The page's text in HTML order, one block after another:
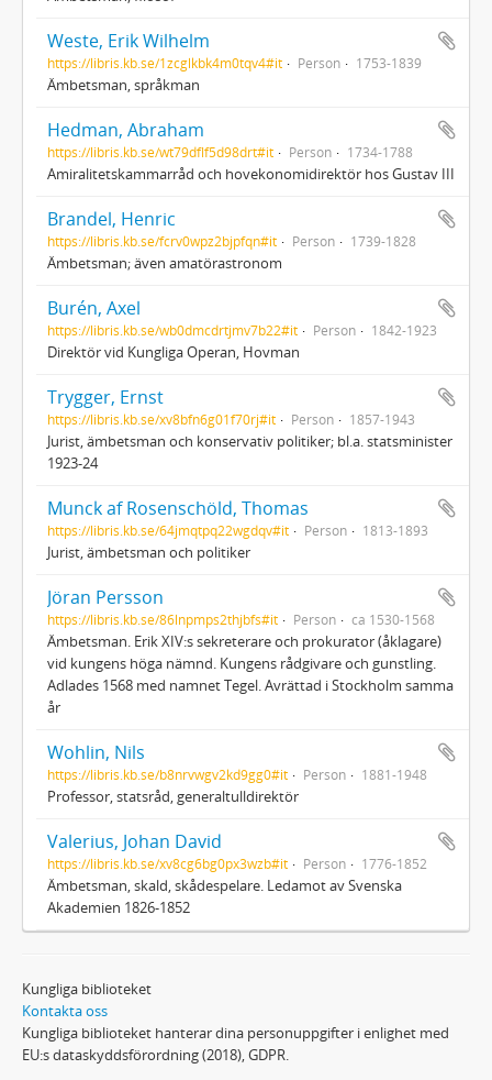
Weste, Erik Wilhelm
https://libris.kb.se/1zcglkbk4m0tqv4#it Person 1753-1839
Ämbetsman, språkman
Hedman, Abraham
https://libris.kb.se/wt79dflf5d98drt#it Person 1734-1788
Amiralitetskammarråd och hovekonomidirektör hos Gustav III
Brandel, Henric
https://libris.kb.se/fcrv0wpz2bjpfqn#it Person 1739-1828
Ämbetsman; även amatörastronom
Burén, Axel
https://libris.kb.se/wb0dmcdrtjmv7b22#it Person 1842-1923
Direktör vid Kungliga Operan, Hovman
Trygger, Ernst
https://libris.kb.se/xv8bfn6g01f70rj#it Person 1857-1943
Jurist, ämbetsman och konservativ politiker; bl.a. statsminister
1923-24
Munck af Rosenschöld, Thomas
https://libris.kb.se/64jmqtpq22wgdqv#it Person 1813-1893
Jurist, ämbetsman och politiker
Jöran Persson
https://libris.kb.se/86lnpmps2thjbfs#it Person ca 1530-1568
Ämbetsman. Erik XIV:s sekreterare och prokurator (åklagare)
vid kungens höga nämnd. Kungens rådgivare och gunstling.
Adlades 1568 med namnet Tegel. Avrättad i Stockholm samma
år
Wohlin, Nils
https://libris.kb.se/b8nrvwgv2kd9gg0#it Person 1881-1948
Professor, statsråd, generaltulldirektör
Valerius, Johan David
https://libris.kb.se/xv8cg6bg0px3wzb#it Person 1776-1852
Ämbetsman, skald, skådespelare. Ledamot av Svenska
Akademien 1826-1852
Kungliga biblioteket
Kontakta oss
Kungliga biblioteket hanterar dina personuppgifter i enlighet med
EU:s dataskyddsförordning (2018), GDPR.